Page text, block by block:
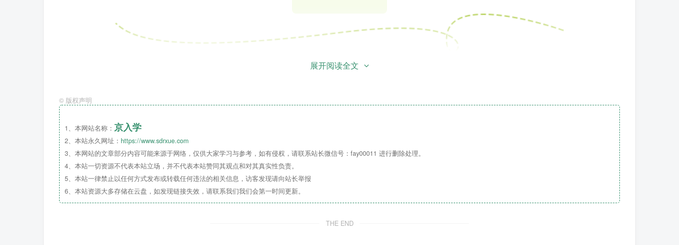
展开阅读全文
© 版权声明
1、本网站名称： 京入学
2、本站永久网址： https://www.sdrxue.com
3、本网站的文章部分内容可能来源于网络，仅供大家学习与参考，如有侵权，请联系站长微信号：fay00011 进行删除处理。
4、本站一切资源不代表本站立场，并不代表本站赞同其观点和对其真实性负责。
5、本站一律禁止以任何方式发布或转载任何违法的相关信息，访客发现请向站长举报
6、本站资源大多存储在云盘，如发现链接失效，请联系我们我们会第一时间更新。
THE END